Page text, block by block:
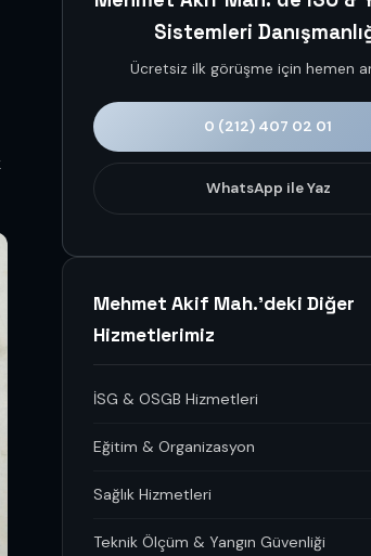
Sistemleri
Ücretsiz ilk görüşme için hemen
0 (212) 407 02 01
WhatsApp ile Yaz
Mehmet Akif Mah.'deki Diğer
Hizmetlerimiz
İSG & OSGB Hizmetleri
Eğitim & Organizasyon
Sağlık Hizmetleri
Teknik Ölçüm & Yangın Güvenliği